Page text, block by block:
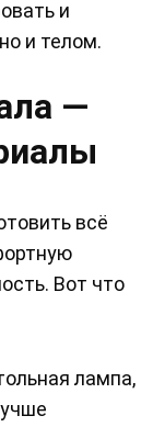
и
и телом.
—
всё
Вот что
лампа,